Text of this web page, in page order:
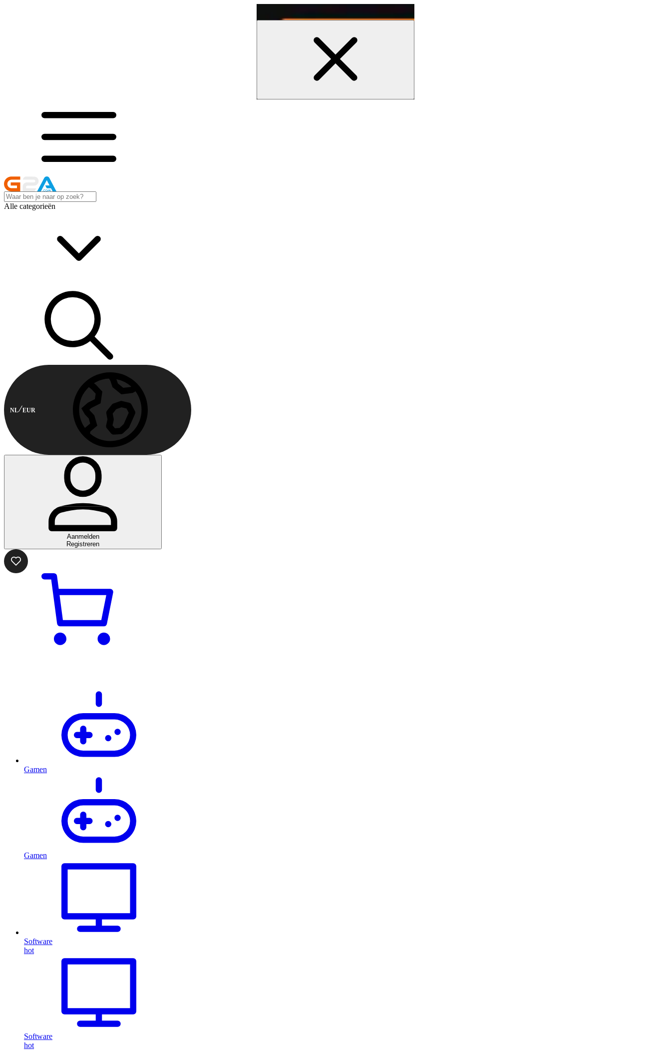
Alle categorieën
NL EUR
Aanmelden
Registreren
Gamen
Gamen
Software
hot
Software
hot